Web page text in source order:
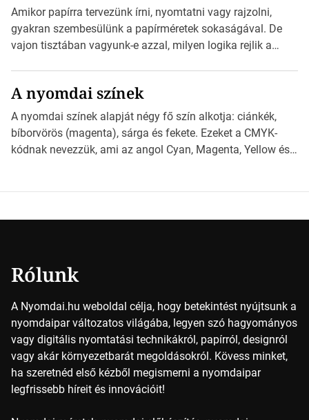
esetben konzultáljunk a nyomdával, mielőtt elkezdjük a
nyomdai előkészítést!Nehogy az elkészült munka után
derüljön ki, hogy valamit másképp kellett volna csinálni! […]
Amikor papírra tervezünk írni, nyomtatni vagy rajzolni,
gyakran szembesülünk a papírméretek sokaságával. De
vajon tisztában vagyunk-e azzal, milyen logika rejlik a
*Hirdetés Ebben a cikkben a papírméretek izgalmas
világába kalauzolunk el téged, hogy jobban megértsd,
milyen szempontok alapján érdemes választanod a
jövőben. Bevezetés a papírméretek világába A […]
A nyomdai színek
A nyomdai színek alapját négy fő szín alkotja: ciánkék,
bíborvörös (magenta), sárga és fekete. Ezeket a CMYK-
kódnak nevezzük, ami az angol Cyan, Magenta, Yellow és
Rólunk
A Nyomdai.hu weboldal célja, hogy betekintést nyújtsunk a
nyomdaipar változatos világába, legyen szó hagyományos
vagy digitális nyomtatási technikákról, papírról, designról
vagy akár környezetbarát megoldásokról. Kövess minket,
ha szeretnéd első kézből megismerni a nyomdaipar
legfrissebb híreit és innovációit!